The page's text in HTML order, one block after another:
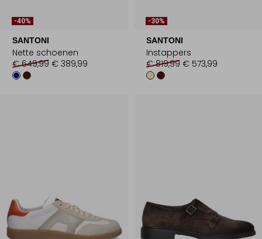
-40%
SANTONI
Nette schoenen
€ 649,99 € 389,99
-30%
SANTONI
Instappers
€ 819,99 € 573,99